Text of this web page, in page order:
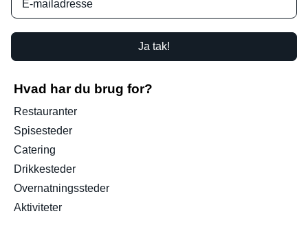
Ja tak!
Hvad har du brug for?
Restauranter
Spisesteder
Catering
Drikkesteder
Overnatningssteder
Aktiviteter